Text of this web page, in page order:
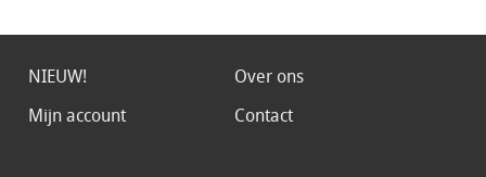
NIEUW!
Over ons
Mijn account
Contact